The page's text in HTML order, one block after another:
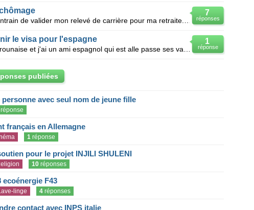
7
réponses
1
réponse
le visa pour l'espagne
publiées
personne avec seul nom de jeune fille
français en Allemagne
1réponse
pour le projet INJILI SHULENI
10réponses
F43
linge 4réponses
contact avec INPS italie